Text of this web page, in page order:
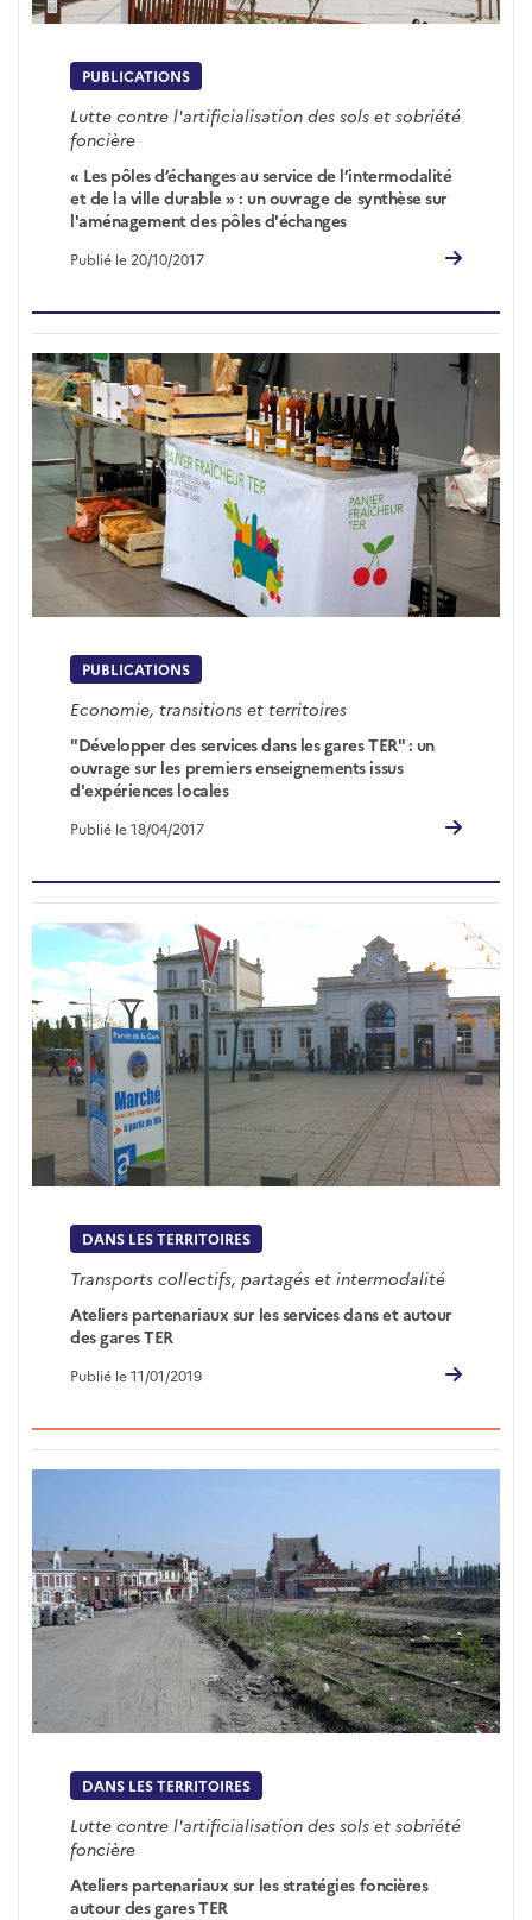
PUBLICATIONS
Lutte contre l'artificialisation des sols et sobriété
foncière
« Les pôles d’échanges au service de l’intermodalité
et de la ville durable » : un ouvrage de synthèse sur
l'aménagement des pôles d'échanges
Publié le 20/10/2017
PUBLICATIONS
Economie, transitions et territoires
"Développer des services dans les gares TER" : un
ouvrage sur les premiers enseignements issus
d'expériences locales
Publié le 18/04/2017
DANS LES TERRITOIRES
Transports collectifs, partagés et intermodalité
Ateliers partenariaux sur les services dans et autour
des gares TER
Publié le 11/01/2019
DANS LES TERRITOIRES
Lutte contre l'artificialisation des sols et sobriété
foncière
Ateliers partenariaux sur les stratégies foncières
autour des gares TER